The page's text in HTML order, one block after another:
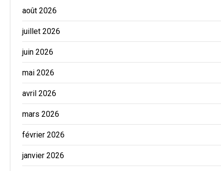
août 2026
juillet 2026
juin 2026
mai 2026
avril 2026
mars 2026
février 2026
janvier 2026